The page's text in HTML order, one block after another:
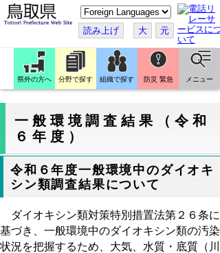
こ
の
ペ
ー
ジ
翻
訳
す
読み上げ 大 元
県外の方へ 分野で探す 組織で探す 防災 緊急 メニュー
一般環境調査結果（令和
６年度）
令和６年度一般環境中のダイオキ
シン類調査結果について
ダイオキシン類対策特別措置法第２６条に
基づき、一般環境中のダイオキシン類の汚染
状況を把握するため、大気、水質・底質（川